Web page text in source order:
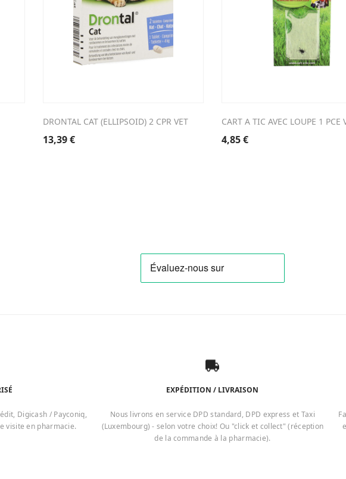
DRONTAL CAT (ELLIPSOID) 2 CPR VET
13,39€
CART A TIC AVEC LOUPE 1 PCE
4,85€
Digicash / Payconiq,
visite en pharmacie.
EXPÉDITION / LIVRAISON
Nous livrons en service DPD standard, DPD express et Taxi
(Luxembourg) - selon votre choix! Ou "click et collect" (réception
de la commande à la pharmacie).